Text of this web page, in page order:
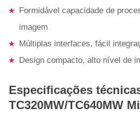
Formidável capacidade de
imagem
Múltiplas interfaces, fácil
Design compacto, alto nível de
Especificações
TC320MW/TC640MW